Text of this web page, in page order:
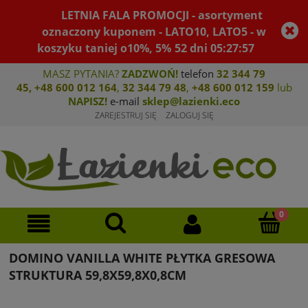
LETNIA FALA PROMOCJI - asortyment
oznaczony kuponem - LATO10, LATO5 - w
koszyku taniej o10%, 5% 52dni05:27:57
MASZ PYTANIA? ZADZWOŃ! telefon 32 344 79
45, +48 600 012 164, 32 344 79 48, +48 600 012 159 lub
NAPISZ! e-mail sklep@lazienki.eco
ZAREJESTRUJ SIĘ ZALOGUJ SIĘ
DOMINO VANILLA WHITE PŁYTKA GRESOWA
STRUKTURA 59,8X59,8X0,8CM